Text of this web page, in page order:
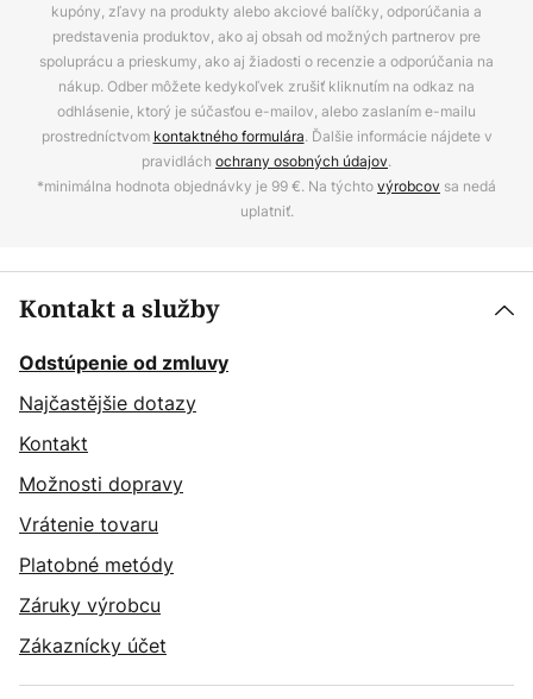
kupóny, zľavy na produkty alebo akciové balíčky, odporúčania a
predstavenia produktov, ako aj obsah od možných partnerov pre
spoluprácu a prieskumy, ako aj žiadosti o recenzie a odporúčania na
nákup. Odber môžete kedykoľvek zrušiť kliknutím na odkaz na
odhlásenie, ktorý je súčasťou e-mailov, alebo zaslaním e-mailu
prostredníctvom kontaktného formulára. Ďalšie informácie nájdete v
pravidlách ochrany osobných údajov.
*minimálna hodnota objednávky je 99 €. Na týchtovýrobcov sa nedá
uplatniť.
Kontakt a služby
Odstúpenie od zmluvy
Najčastějšie dotazy
Kontakt
Možnosti dopravy
Vrátenie tovaru
Platobné metódy
Záruky výrobcu
Zákaznícky účet